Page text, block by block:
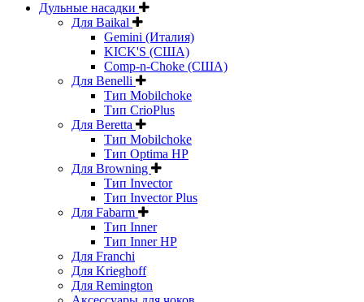
Дульные насадки
Для Baikal
Gemini (Италия)
KICK'S (США)
Comp-n-Choke (США)
Для Benelli
Тип Mobilchoke
Тип CrioPlus
Для Beretta
Тип Mobilchoke
Тип Optima HP
Для Browning
Тип Invector
Тип Invector Plus
Для Fabarm
Тип Inner
Тип Inner HP
Для Franchi
Для Krieghoff
Для Remington